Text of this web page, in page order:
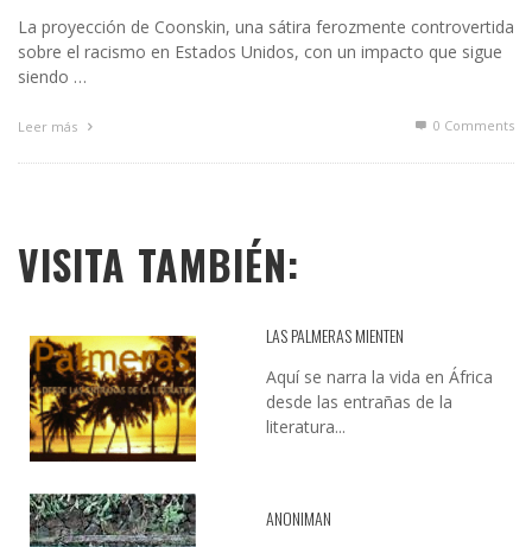
La proyección de Coonskin, una sátira ferozmente controvertida
sobre el racismo en Estados Unidos, con un impacto que sigue
siendo …
Leer más 0 Comments
VISITA TAMBIÉN:
LAS PALMERAS MIENTEN
Aquí se narra la vida en África
desde las entrañas de la
literatura...
ANONIMAN